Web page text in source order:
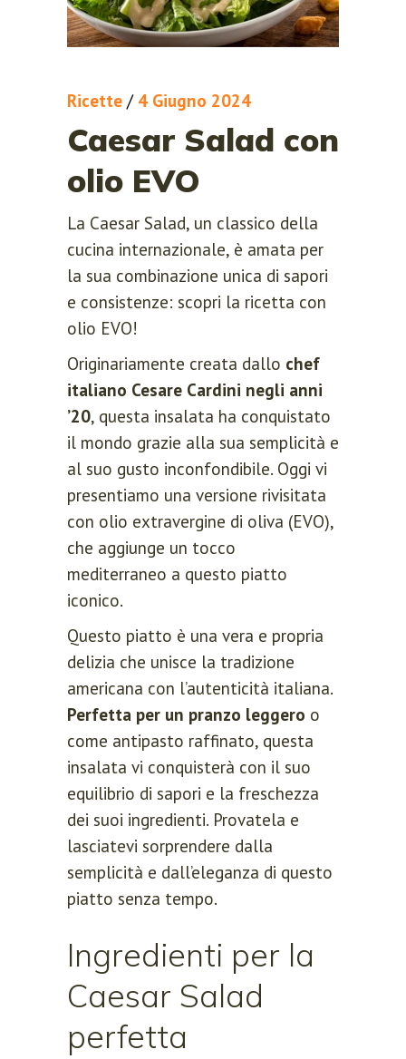
Ricette / 4 Giugno 2024
Caesar Salad con
olio EVO
La Caesar Salad, un classico della
cucina internazionale, è amata per
la sua combinazione unica di sapori
e consistenze: scopri la ricetta con
olio EVO!
Originariamente creata dallo chef
italiano Cesare Cardini negli anni
’20, questa insalata ha conquistato
il mondo grazie alla sua semplicità e
al suo gusto inconfondibile. Oggi vi
presentiamo una versione rivisitata
con olio extravergine di oliva (EVO),
che aggiunge un tocco
mediterraneo a questo piatto
iconico.
Questo piatto è una vera e propria
delizia che unisce la tradizione
americana con l’autenticità italiana.
Perfetta per un pranzo leggero o
come antipasto raffinato, questa
insalata vi conquisterà con il suo
equilibrio di sapori e la freschezza
dei suoi ingredienti. Provatela e
lasciatevi sorprendere dalla
semplicità e dall’eleganza di questo
piatto senza tempo.
Ingredienti per la
Caesar Salad
perfetta